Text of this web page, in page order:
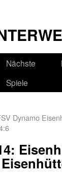
Nächste
Spiele
Dynamo